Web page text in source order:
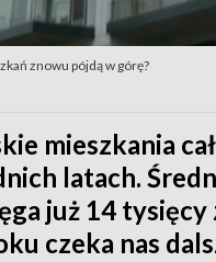
znowu pójdą w górę?
mieszkania
latach.
już 14
czeka nas